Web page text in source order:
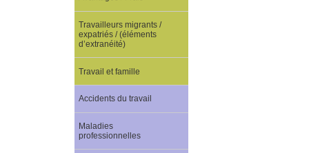
Travailleurs migrants /
expatriés / (éléments
d’extranéité)
Travail et famille
Accidents du travail
Maladies
professionnelles